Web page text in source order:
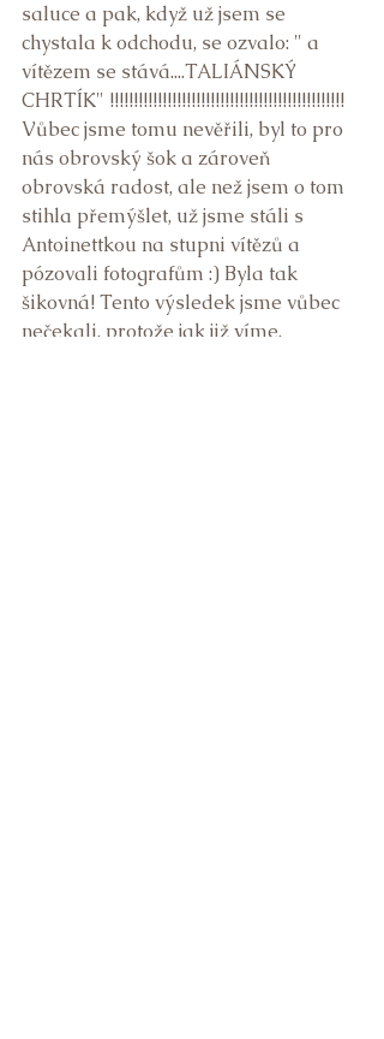
saluce a pak, když už jsem se
chystala k odchodu, se ozvalo: " a
vítězem se stává....TALIÁNSKÝ
CHRTÍK" !!!!!!!!!!!!!!!!!!!!!!!!!!!!!!!!!!!!!!!!!!!!!!!!!
Vůbec jsme tomu nevěřili, byl to pro
nás obrovský šok a zároveň
obrovská radost, ale než jsem o tom
stihla přemýšlet, už jsme stáli s
Antoinettkou na stupni vítězů a
pózovali fotografům :) Byla tak
šikovná! Tento výsledek jsme vůbec
nečekali, protože jak již víme,